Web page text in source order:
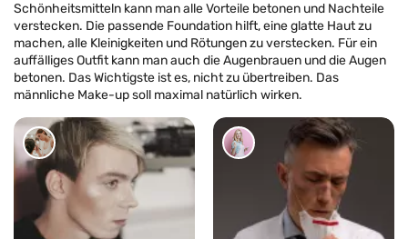
Schönheitsmitteln kann man alle Vorteile betonen und Nachteile
verstecken. Die passende Foundation hilft, eine glatte Haut zu
machen, alle Kleinigkeiten und Rötungen zu verstecken. Für ein
auffälliges Outfit kann man auch die Augenbrauen und die Augen
betonen. Das Wichtigste ist es, nicht zu übertreiben. Das
männliche Make-up soll maximal natürlich wirken.